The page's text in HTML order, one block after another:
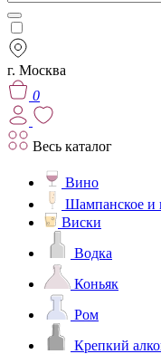
г. Москва
0
Весь каталог
Вино
Шампанское и
Виски
Водка
Коньяк
Ром
Крепкий